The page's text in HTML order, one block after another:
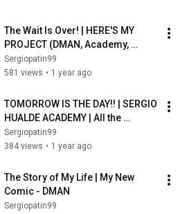
The Wait Is Over! | HERE'S MY
PROJECT (DMAN, Academy,
Renewed Websites, Figures,
Services...)
Sergiopatin99
581 views • 1 year ago
TOMORROW IS THE DAY!! | SERGIO
HUALDE ACADEMY | All the
Information
Sergiopatin99
384 views • 1 year ago
The Story of My Life | My New
Comic - DMAN
Sergiopatin99